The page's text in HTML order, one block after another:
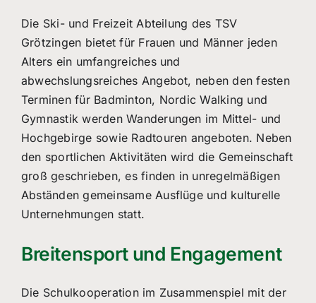
Die Ski- und Freizeit Abteilung des TSV
Grötzingen bietet für Frauen und Männer jeden
Alters ein umfangreiches und
abwechslungsreiches Angebot, neben den festen
Terminen für Badminton, Nordic Walking und
Gymnastik werden Wanderungen im Mittel- und
Hochgebirge sowie Radtouren angeboten. Neben
den sportlichen Aktivitäten wird die Gemeinschaft
groß geschrieben, es finden in unregelmäßigen
Abständen gemeinsame Ausflüge und kulturelle
Unternehmungen statt.
Breitensport und Engagement
Die Schulkooperation im Zusammenspiel mit der